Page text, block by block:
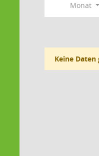
Monat
Keine Daten